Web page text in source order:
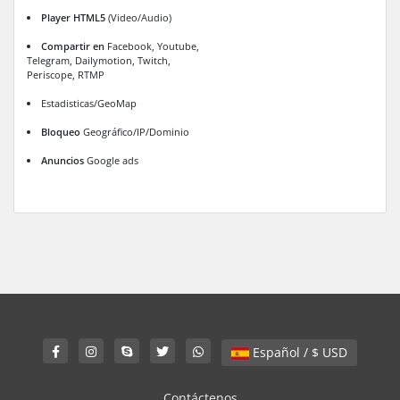
Player HTML5(Video/Audio)
Compartir en Facebook, Youtube,
Telegram, Dailymotion, Twitch,
Periscope, RTMP
Estadisticas/GeoMap
BloqueoGeográfico/IP/Dominio
AnunciosGoogle ads
Español / $ USD